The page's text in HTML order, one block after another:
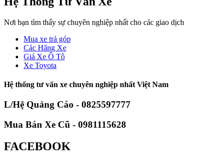
Nơi bạn tìm thấy sự chuyên nghiệp nhất cho các giao dịch
Mua xe trả góp
Các Hãng Xe
Giá Xe Ô Tô
Xe Toyota
Hệ thống tư vấn xe chuyên nghiệp nhất Việt Nam
L/Hệ Quảng Cáo - 0825597777
Mua Bán Xe Cũ - 0981115628
FACEBOOK